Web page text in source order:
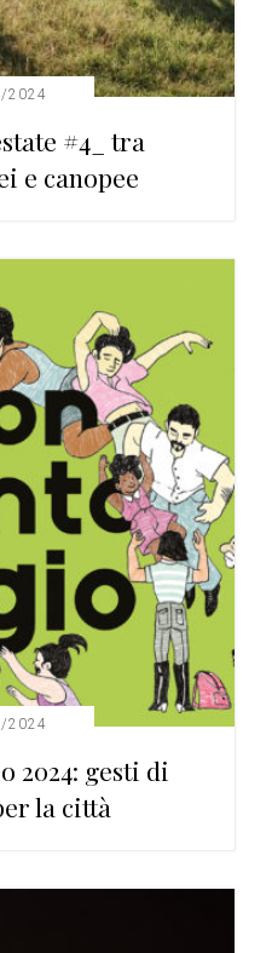
2024
#4_ tra
e canopee
2024
2024: gesti di
la città